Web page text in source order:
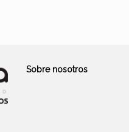
Sobre nosotros